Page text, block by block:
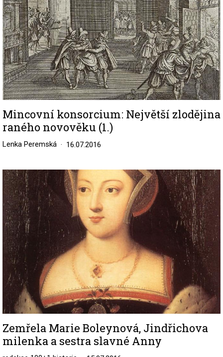
Mincovní konsorcium: Největší zlodějina
raného novověku (1.)
Lenka Peremská 16.07.2016
Image
Zemřela Marie Boleynová, Jindřichova
milenka a sestra slavné Anny